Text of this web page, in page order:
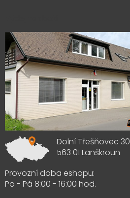
Dolní Třešňovec 30
563 01 Lanškroun
Provozní doba eshopu:
Po - Pá 8:00 - 16:00 hod.